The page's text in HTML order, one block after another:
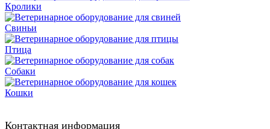
Кролики
Свиньи
Птица
Собаки
Кошки
Контактная информация